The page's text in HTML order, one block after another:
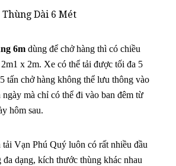
6m dùng để chở hàng thì có chiều
x 2m. Xe có thể tải được tối đa 5
tấn chở hàng không thể lưu thông vào
mà chỉ có thể đi vào ban đêm từ
hôm sau.
Vạn Phú Quý luôn có rất nhiều đầu
dạng, kích thước thùng khác nhau